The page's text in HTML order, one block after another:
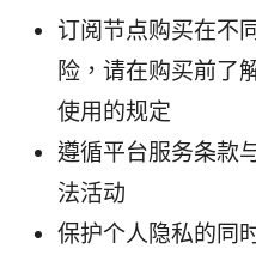
订阅节点购买在不
险，请在购买前了
使用的规定
遵循平台服务条款
法活动
保护个人隐私的同